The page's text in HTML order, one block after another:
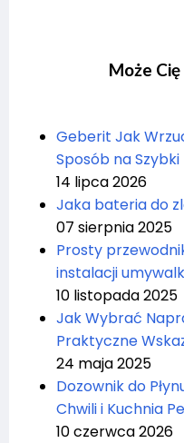
Może
Geberit Jak
Sposób na
14 lipca 2026
Jaka bateria do
07 sierpnia 2025
Prosty
instalacji
10 listopada 2025
Jak Wybrać
Praktyczne
24 maja 2025
Dozownik do
Chwili i Kuchnia
10 czerwca 2026